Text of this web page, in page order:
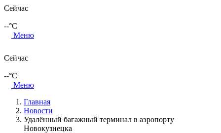
Сейчас
--°C
Меню
Сейчас
--°C
Меню
Главная
Новости
Удалённый багажный терминал в аэропорту
Новокузнецка